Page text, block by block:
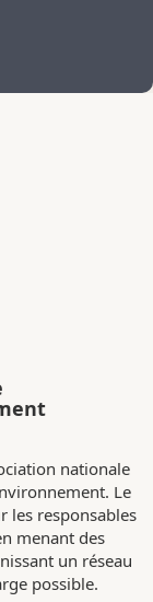
nationale
Le
les responsables
menant des
un réseau
possible.